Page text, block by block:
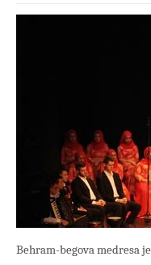
Behram-begova medresa